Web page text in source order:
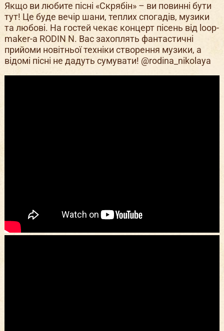
Якщо ви любите пісні «Скрябін» – ви повинні бути
тут! Це буде вечір шани, теплих спогадів, музики
та любові. На гостей чекає концерт пісень від loop-
maker-a RODIN N. Вас захоплять фантастичні
прийоми новітньої техніки створення музики, а
відомі пісні не дадуть сумувати! @rodina_nikolaya